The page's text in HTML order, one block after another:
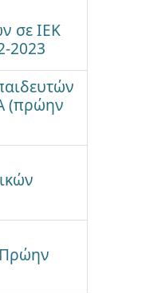
σε ΙΕΚ
2023
(πρώην